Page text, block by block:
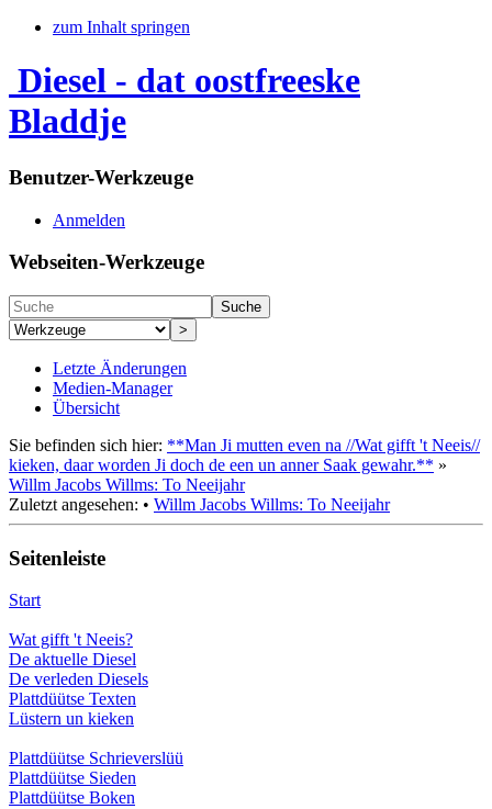
zum Inhalt springen
Diesel - dat oostfreeske
Bladdje
Benutzer-Werkzeuge
Anmelden
Webseiten-Werkzeuge
Suche
>
Letzte Änderungen
Medien-Manager
Übersicht
Sie befinden sich hier: **Man Ji mutten even na //Wat gifft 't Neeis//
kieken, daar worden Ji doch de een un anner Saak gewahr.** »
Willm Jacobs Willms: To Neeijahr
Zuletzt angesehen: • Willm Jacobs Willms: To Neeijahr
Seitenleiste
Start
Wat gifft 't Neeis?
De aktuelle Diesel
De verleden Diesels
Plattdüütse Texten
Lüstern un kieken
Plattdüütse Schrieverslüü
Plattdüütse Sieden
Plattdüütse Boken